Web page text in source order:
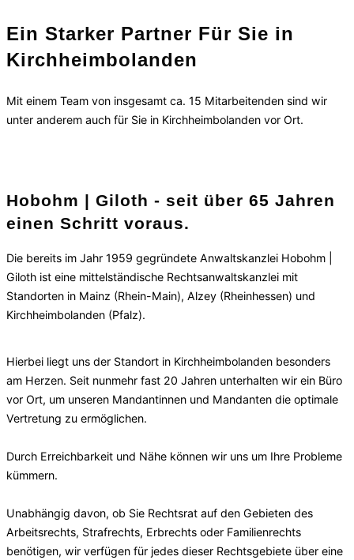
Ein Starker Partner Für Sie in
Kirchheimbolanden
Mit einem Team von insgesamt ca. 15 Mitarbeitenden sind wir
unter anderem auch für Sie in Kirchheimbolanden vor Ort.
Hobohm | Giloth - seit über 65 Jahren
einen Schritt voraus.
Die bereits im Jahr 1959 gegründete Anwaltskanzlei Hobohm |
Giloth ist eine mittelständische Rechtsanwaltskanzlei mit
Standorten in Mainz (Rhein-Main), Alzey (Rheinhessen) und
Kirchheimbolanden (Pfalz).
Hierbei liegt uns der Standort in Kirchheimbolanden besonders
am Herzen. Seit nunmehr fast 20 Jahren unterhalten wir ein Büro
vor Ort, um unseren Mandantinnen und Mandanten die optimale
Vertretung zu ermöglichen.
Durch Erreichbarkeit und Nähe können wir uns um Ihre Probleme
kümmern.
Unabhängig davon, ob Sie Rechtsrat auf den Gebieten des
Arbeitsrechts, Strafrechts, Erbrechts oder Familienrechts
benötigen, wir verfügen für jedes dieser Rechtsgebiete über eine